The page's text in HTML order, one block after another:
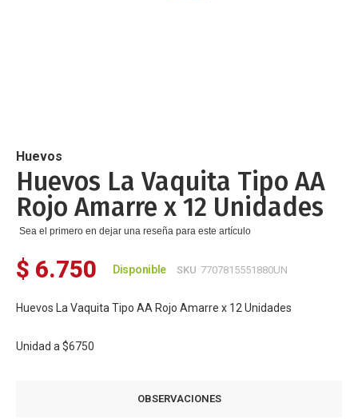
de
la
galería
de
imágenes
Huevos
Huevos La Vaquita Tipo AA
Rojo Amarre x 12 Unidades
Sea el primero en dejar una reseña para este artículo
$ 6.750 Disponible SKU 7707815551880UN
Huevos La Vaquita Tipo AA Rojo Amarre x 12 Unidades
Unidad a $6750
OBSERVACIONES